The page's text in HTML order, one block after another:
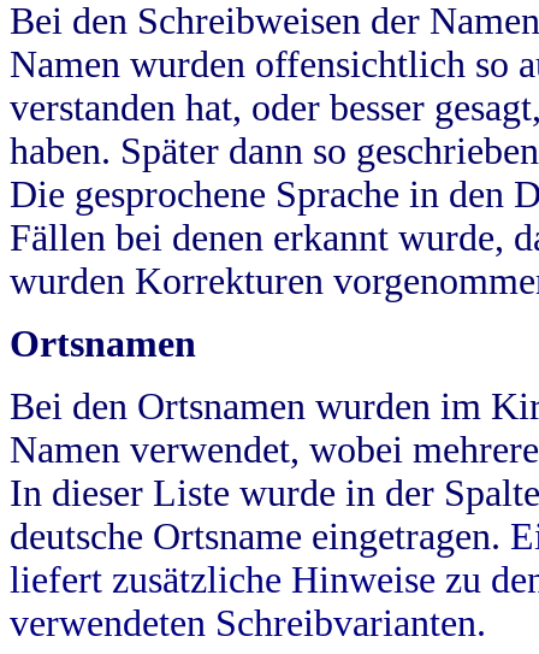
Bei den Schreibweisen der
Namen wurden offensichtlich so
verstanden hat, oder besser
haben. Später dann so
Die gesprochene Sprache in
Fällen bei denen erkannt wurde,
wurden Korrekturen
Ortsnamen
Bei den Ortsnamen wurden im
Namen verwendet, wobei
In dieser Liste wurde in der
deutsche Ortsname eingetragen.
liefert zusätzliche Hinweise zu
verwendeten Schreibvarianten.